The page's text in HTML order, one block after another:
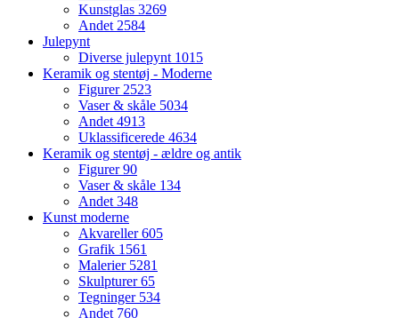
Kunstglas 3269
Andet2584
Julepynt
Diverse julepynt 1015
Keramik og stentøj - Moderne
Figurer2523
Vaser & skåle 5034
Andet4913
Uklassificerede 4634
Keramik og stentøj - ældre og antik
Figurer90
Vaser & skåle 134
Andet348
Kunst moderne
Akvareller605
Grafik 1561
Malerier 5281
Skulpturer65
Tegninger 534
Andet 760